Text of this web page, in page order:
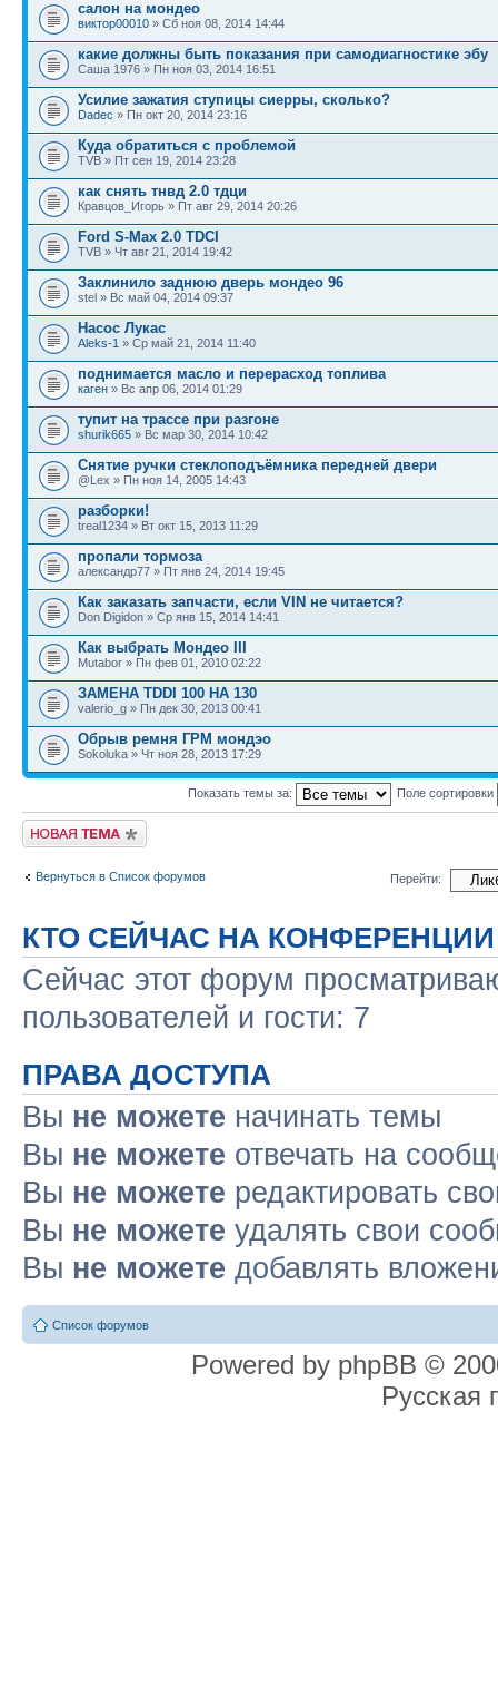
салон на мондео
виктор00010 » Сб ноя 08, 2014 14:44
какие должны быть показания при самодиагностике эбу
Саша 1976 » Пн ноя 03, 2014 16:51
Усилие зажатия ступицы сиерры, сколько?
Dadec » Пн окт 20, 2014 23:16
Куда обратиться с проблемой
TVB » Пт сен 19, 2014 23:28
как снять тнвд 2.0 тдци
Кравцов_Игорь » Пт авг 29, 2014 20:26
Ford S-Max 2.0 TDCI
TVB » Чт авг 21, 2014 19:42
Заклинило заднюю дверь мондео 96
stel » Вс май 04, 2014 09:37
Насос Лукас
Aleks-1 » Ср май 21, 2014 11:40
поднимается масло и перерасход топлива
каген » Вс апр 06, 2014 01:29
тупит на трассе при разгоне
shurik665 » Вс мар 30, 2014 10:42
Снятие ручки стеклоподъёмника передней двери
@Lex » Пн ноя 14, 2005 14:43
разборки!
treal1234 » Вт окт 15, 2013 11:29
пропали тормоза
александр77 » Пт янв 24, 2014 19:45
Как заказать запчасти, если VIN не читается?
Don Digidon » Ср янв 15, 2014 14:41
Как выбрать Мондео III
Mutabor » Пн фев 01, 2010 02:22
ЗАМЕНА TDDI 100 НА 130
valerio_g » Пн дек 30, 2013 00:41
Обрыв ремня ГРМ мондэо
Sokoluka » Чт ноя 28, 2013 17:29
Показать темы за: Поле сортировки
Новая тема
Вернуться в Список форумов Перейти:
КТО СЕЙЧАС НА КОНФЕРЕНЦИИ
Сейчас этот форум
пользователей и гости: 7
ПРАВА ДОСТУПА
Вы не можете начинать темы
Вы не можете отвечать на
Вы не можете редактировать
Вы не можете удалять свои
Вы не можете добавлять
Список форумов
Powered by phpBB ©
Русская